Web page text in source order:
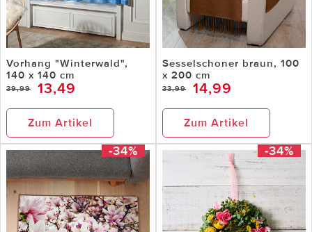
Vorhang "Winterwald",
140 x 140 cm
39,99 13,49
Zum Artikel
Sesselschoner braun, 100
x 200 cm
33,99 14,99
Zum Artikel
-34% -34%